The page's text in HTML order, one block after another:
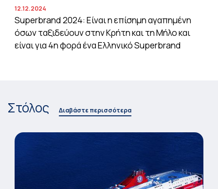
12.12.2024
Superbrand 2024: Είναι η επίσημη αγαπημένη
όσων ταξιδεύουν στην Κρήτη και τη Μήλο και
είναι για 4η φορά ένα Ελληνικό Superbrand
Στόλος Διαβάστε περισσότερα